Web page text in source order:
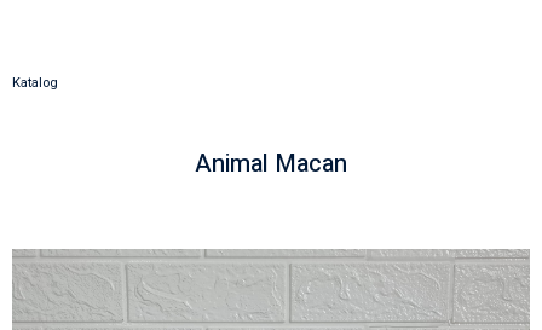
Katalog
Animal Macan